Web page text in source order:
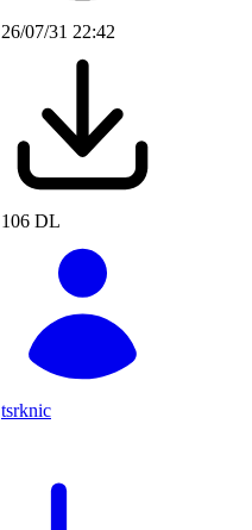
26/07/31 22:42
106 DL
tsrknic